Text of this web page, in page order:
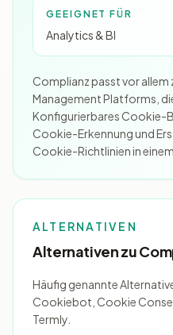
GEEIGNET FÜR
Analytics & BI
Complianz passt vor allem
Management Platforms,
Konfigurierbares Cookie-
Cookie-Erkennung und
Cookie-Richtlinien in
ALTERNATIVEN
Alternativen zu
Häufig genannte
Cookiebot, Cookie
Termly.